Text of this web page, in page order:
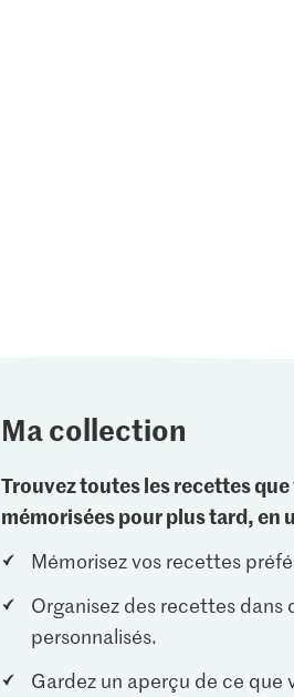
Ma collection
Trouvez toutes les recettes
mémorisées pour plus tard, en
Mémorisez vos recettes
Organisez des recettes dans
personnalisés.
Gardez un aperçu de ce que